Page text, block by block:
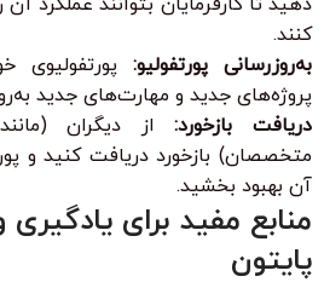
کنند.
به‌روزرسانی پورتفولیو:پورتفولیوی
پروژه‌های جدید و مهارت‌های جدید
دریافت بازخورد:از دیگران
متخصصان) بازخورد دریافت کنید و
آن بهبود بخشید.
منابع مفید برای
پایتون